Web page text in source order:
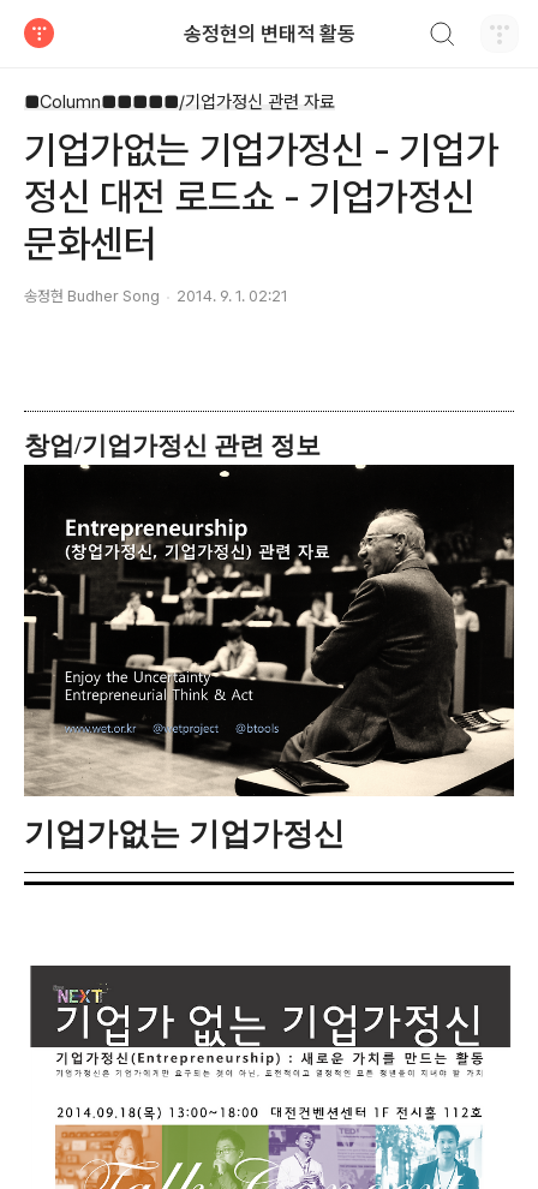
송정현의 변태적 활동
■Column■■■■■/기업가정신 관련 자료
기업가없는 기업가정신 - 기업가
정신 대전 로드쇼 - 기업가정신
문화센터
송정현 Budher Song 2014. 9. 1. 02:21
창업/기업가정신 관련 정보
기업가없는 기업가정신